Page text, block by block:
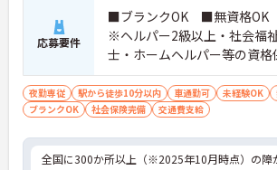
応募要件
■ブランクOK ■無資格
※ヘルパー2級以上・社会福
士・ホームヘルパー等の資格
祉系業務経験者、障害者支
生活支援員、障害者支援員、
生活相談員等の経験歓迎
夜勤専従 駅から徒歩10分以内 車通勤可 未経験OK
ブランクOK
社会保険完備 交通費支給
全国に300か所以上（※2025年10月時点）の障